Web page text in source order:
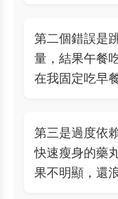
第二個錯誤是
量，結果午餐
在我固定吃早
第三是過度依
快速瘦身的藥
果不明顯，還